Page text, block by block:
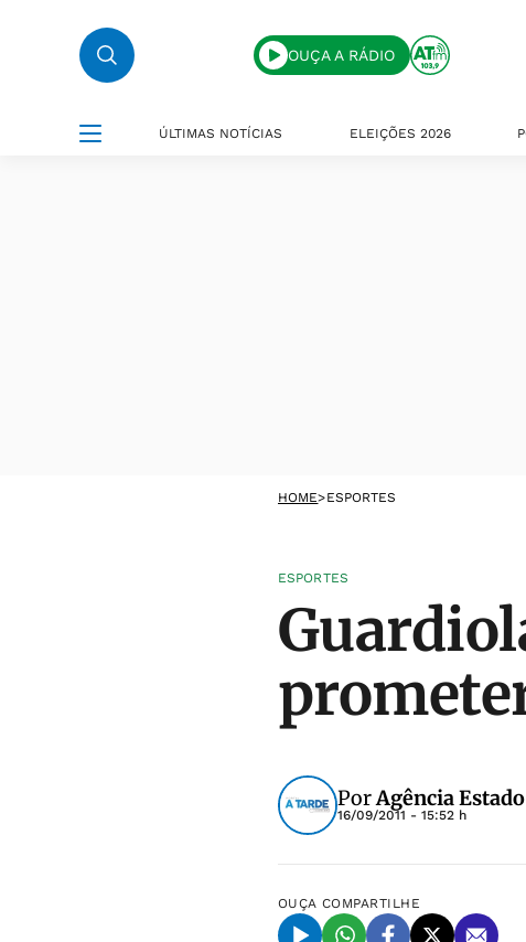
OUÇA A RÁDIO
ÚLTIMAS NOTÍCIAS ELEIÇÕES 2026
HOME>ESPORTES
ESPORTES
PorAgência Estado
16/09/2011 - 15:52 h
OUÇA COMPARTILHE